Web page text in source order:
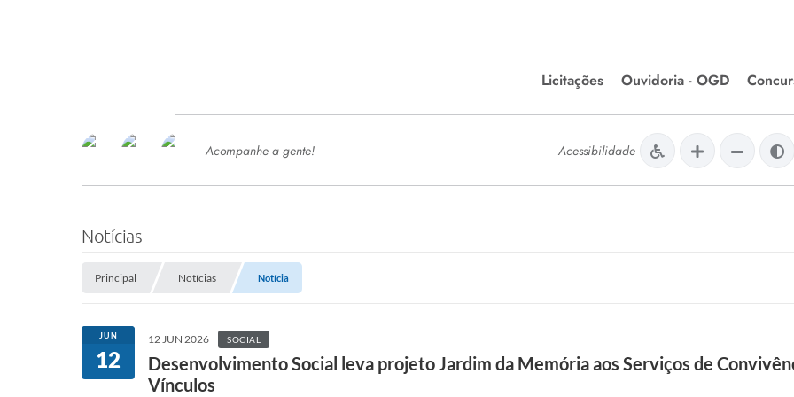
Licitações
Editais de Licitações
Chamamentos Públicos
Ouvidoria - OGD
SERVIÇOS
SEMED
Processo de Contratação -
Concursos e Processos Seletivos
Esporte
Meio Ambiente
Diário Oficial
Acompanhe a gente! Acessibilidade
Notícias
Principal Notícias Notícia
JUN
12
12 JUN 2026 SOCIAL
Desenvolvimento Social leva projeto Jardim da Memória aos Serviços de
Vínculos